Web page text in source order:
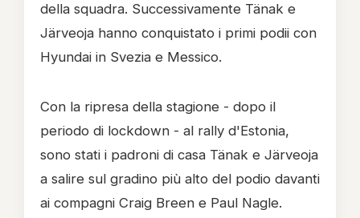
della squadra. Successivamente Tänak e
Järveoja hanno conquistato i primi podii con
Hyundai in Svezia e Messico.
Con la ripresa della stagione - dopo il
periodo di lockdown - al rally d'Estonia,
sono stati i padroni di casa Tänak e Järveoja
a salire sul gradino più alto del podio davanti
ai compagni Craig Breen e Paul Nagle.